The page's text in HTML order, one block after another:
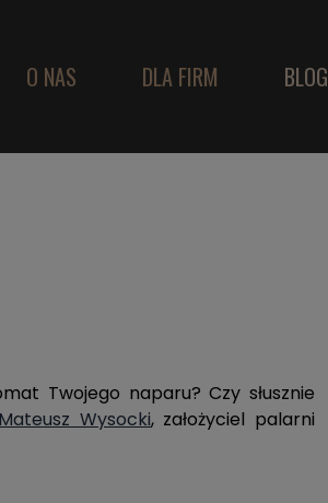
O NAS DLA FIRM BLOG
Twojego naparu? Czy słusznie
Mateusz Wysocki, założyciel palarni